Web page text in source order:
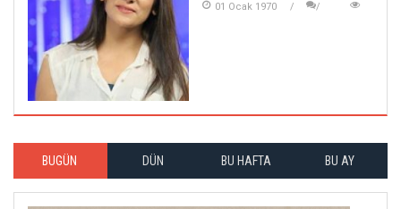
01 Ocak 1970
BUGÜN DÜN BU HAFTA BU AY